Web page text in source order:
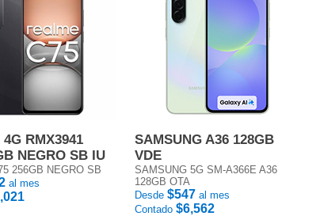
RMX3941
NEGRO SB IU
256GB NEGRO SB
al mes
SAMSUNG A36 128GB
VDE
SAMSUNG 5G SM-A366E A36
128GB OTA
Desde $547 al mes
Contado $6,562